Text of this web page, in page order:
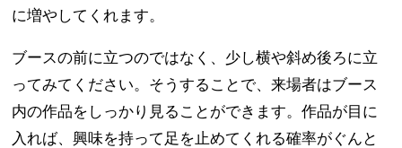
に増やしてくれます。
ブースの前に立つのではなく、少し横や斜め後ろに立
ってみてください。そうすることで、来場者はブース
内の作品をしっかり見ることができます。作品が目に
入れば、興味を持って足を止めてくれる確率がぐんと